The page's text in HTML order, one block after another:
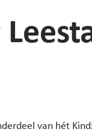
van hét